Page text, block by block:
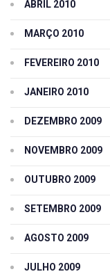
ABRIL 2010
MARÇO 2010
FEVEREIRO 2010
JANEIRO 2010
DEZEMBRO 2009
NOVEMBRO 2009
OUTUBRO 2009
SETEMBRO 2009
AGOSTO 2009
JULHO 2009